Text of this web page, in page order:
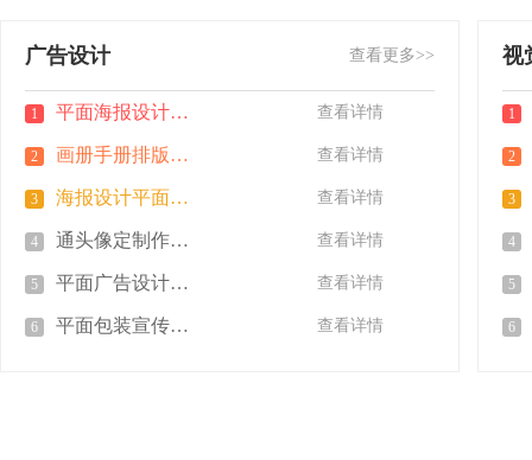
广告设计 查看更多>>
1 平面海报设计做图广告宣传单页 查看详情
2 画册手册排版封面展板折页图片制作 查看详情
3 海报设计平面广告制作封面图片制作 查看详情
4 通头像定制作图标志字体设计 查看详情
5 平面广告设计海报画册公司宣传册图片制作 查看详情
6 平面包装宣传单页宣传册广告 查看详情
视
1
2
3
4
5
6